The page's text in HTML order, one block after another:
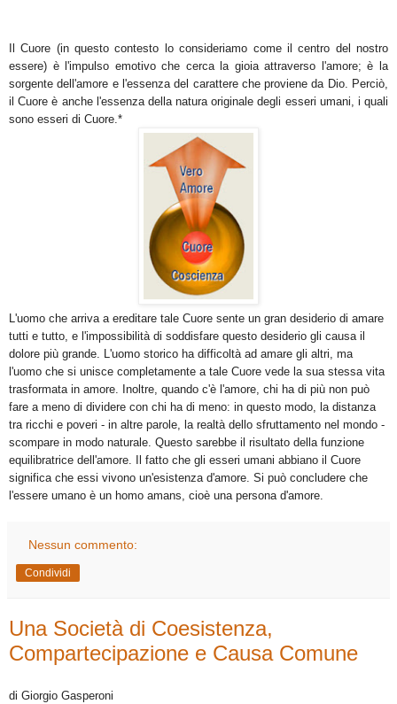
Il Cuore (in questo contesto lo consideriamo come il centro del nostro
essere) è l'impulso emotivo che cerca la gioia attraverso l'amore; è la
sorgente dell'amore e l'essenza del carattere che proviene da Dio. Perciò,
il Cuore è anche l'essenza della natura originale degli esseri umani, i quali
sono esseri di Cuore.*
L'uomo che arriva a ereditare tale Cuore sente un gran desiderio di amare
tutti e tutto, e l'impossibilità di soddisfare questo desiderio gli causa il
dolore più grande. L'uomo storico ha difficoltà ad amare gli altri, ma
l'uomo che si unisce completamente a tale Cuore vede la sua stessa vita
trasformata in amore. Inoltre, quando c'è l'amore, chi ha di più non può
fare a meno di dividere con chi ha di meno: in questo modo, la distanza
tra ricchi e poveri - in altre parole, la realtà dello sfruttamento nel mondo -
scompare in modo naturale. Questo sarebbe il risultato della funzione
equilibratrice dell'amore. Il fatto che gli esseri umani abbiano il Cuore
significa che essi vivono un'esistenza d'amore. Si può concludere che
l'essere umano è un homo amans, cioè una persona d'amore.
Nessun commento:
Condividi
Una Società di Coesistenza,
Compartecipazione e Causa Comune
di Giorgio Gasperoni